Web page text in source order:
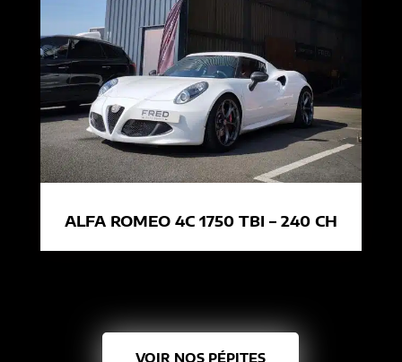
ALFA ROMEO 4C 1750 TBI – 240 CH
VOIR NOS PÉPITES